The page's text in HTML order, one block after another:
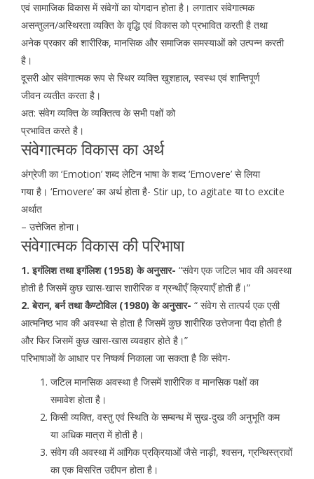
एवं सामाजिक विकास में संवेगों का योगदान होता है। लगातार संवेगात्मक
असन्तुलन/अस्थिरता व्यक्ति के वृद्धि एवं विकास को प्रभावित करती है तथा
अनेक प्रकार की शारीरिक, मानसिक और समाजिक समस्याओं को उत्पन्न करती
है।
दूसरी ओर संवेगात्मक रूप से स्थिर व्यक्ति खुशहाल, स्वस्थ एवं शान्तिपूर्ण
जीवन व्यतीत करता है।
अत: संवेग व्यक्ति के व्यक्तित्व के सभी पक्षों को
प्रभावित करते है।
संवेगात्मक विकास का अर्थ
अंग्रेजी का ‘Emotion’ शब्द लेटिन भाषा के शब्द ‘Emovere’ से लिया
गया है। ‘Emovere’ का अर्थ होता है- Stir up, to agitate या to excite
अर्थात
– उत्तेजित होना।
संवेगात्मक विकास की परिभाषा
1. इगंलिश तथा इगंलिश (1958) के अनुसार- “संवेग एक जटिल भाव की अवस्था
होती है जिसमें कुछ खास-खास शारीरिक व ग्रन्थीएँ क्रियाएँ होती हैं।”
2. बेरान, बर्न तथा कैण्टोविल (1980) के अनुसार- “ संवेग से तात्पर्य एक एसी
आत्मनिष्ठ भाव की अवस्था से होता है जिसमें कुछ शारीरिक उत्तेजना पैदा होती है
और फिर जिसमें कुछ खास-खास व्यवहार होते है।”
परिभाषाओं के आधार पर निष्कर्ष निकाला जा सकता है कि संवेग-
जटिल मानसिक अवस्था है जिसमें शारीरिक व मानसिक पक्षों का
समावेश होता है।
किसी व्यक्ति, वस्तु एवं स्थिति के सम्बन्ध में सुख-दुख की अनुभूति कम
या अधिक मात्रा में होती है।
संवेग की अवस्था में आंगिक प्रक्रियाओं जैसे नाड़ी, श्वसन, ग्रन्थिस्त्रावों
का एक विसरित उद्दीपन होता है।